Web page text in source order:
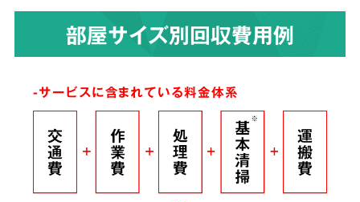
染みついたあらゆる臭いも
解決！完全脱臭除去保証
根こそぎ
脱臭
部屋サイズ別回収費用例
-サービスに含まれている料金体系